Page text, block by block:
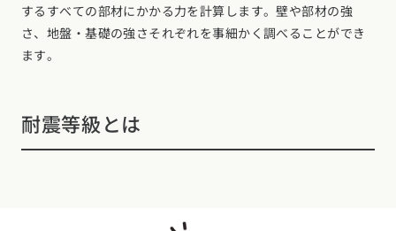
するすべての部材にかかる力を計算します。壁や部材の強
さ、地盤・基礎の強さそれぞれを事細かく調べることができ
ます。
耐震等級とは